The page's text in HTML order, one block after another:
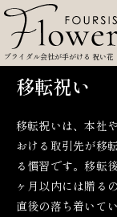
内
スブライダル会社が手がける 祝い花
移転祝い
移転祝いは、本社
おける取引先が移
る慣習です。移転
ヶ月以内には贈る
直後の落ち着いて